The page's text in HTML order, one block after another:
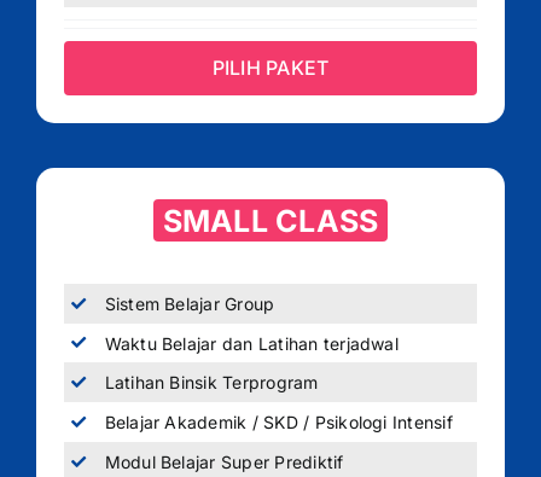
PILIH PAKET
SMALL CLASS
Sistem Belajar Group
Waktu Belajar dan Latihan terjadwal
Latihan Binsik Terprogram
Belajar Akademik / SKD / Psikologi Intensif
Modul Belajar Super Prediktif